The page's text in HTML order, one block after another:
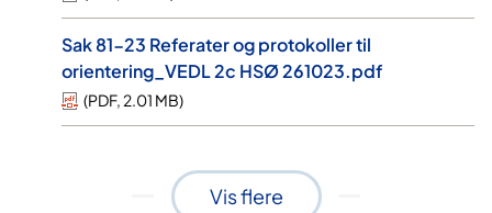
Sak 81-23 Referater og protokoller til
orientering_VEDL 2c HSØ 261023.pdf
(PDF, 2.01 MB)
Vis flere